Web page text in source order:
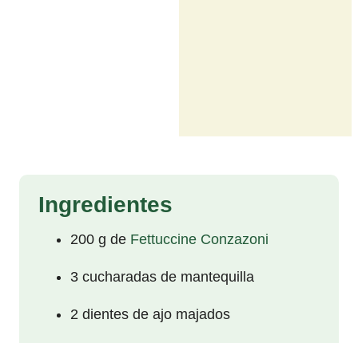
Ingredientes
200 g de Fettuccine Conzazoni
3 cucharadas de mantequilla
2 dientes de ajo majados